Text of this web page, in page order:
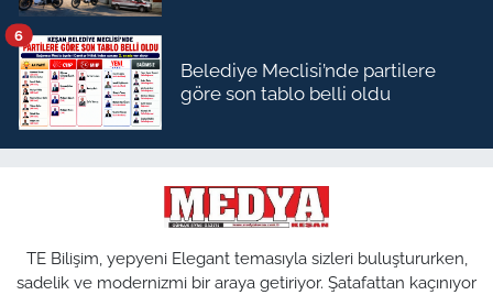
Belediye Meclisi’nde partilere
göre son tablo belli oldu
6
TE Bilişim, yepyeni Elegant temasıyla sizleri buluştururken,
sadelik ve modernizmi bir araya getiriyor. Şatafattan kaçınıyor